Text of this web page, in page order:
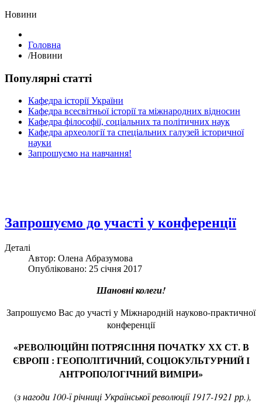
Hовини
Головна
/Hовини
Популярні статті
Кафедра історії України
Кафедра всесвітньої історії та міжнародних відносин
Кафедра філософії, соціальних та політичних наук
Кафедра археології та спеціальних галузей історичної
науки
Запрошуємо на навчання!
Запрошуємо до участі у конференції
Деталі
Автор: Олена Абразумова
Опубліковано: 25 січня 2017
Шановні колеги!
Запрошуємо Вас до участі у Міжнародній науково-практичної
конференції
«РЕВОЛЮЦІЙНІ ПОТРЯСІННЯ ПОЧАТКУ ХХ СТ. В
ЄВРОПІ : ГЕОПОЛІТИЧНИЙ, СОЦІОКУЛЬТУРНИЙ І
АНТРОПОЛОГІЧНИЙ ВИМІРИ»
(з нагоди 100-ї річниці Української революції 1917-1921 рр.),